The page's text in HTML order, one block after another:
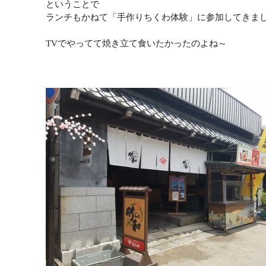
ということで
ランチもかねて「手作りちくわ体験」に参加してきま
TVでやってて焼き立て食いたかったのよね～